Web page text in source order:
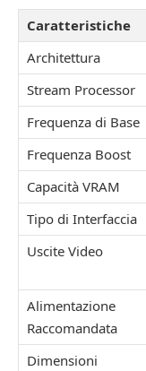
Caratteristiche
Architettura
Stream Processor
Frequenza di Base
Frequenza Boost
Capacità VRAM
Tipo di Interfaccia
Uscite Video
Alimentazione
Raccomandata
Dimensioni